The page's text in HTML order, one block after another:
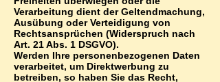
Verarbeitung dient der Geltendmachung,
Ausübung oder Verteidigung von
Rechtsansprüchen (Widerspruch nach
Art. 21 Abs. 1 DSGVO).
Werden Ihre personenbezogenen Daten
verarbeitet, um Direktwerbung zu
betreiben, so haben Sie das Recht,